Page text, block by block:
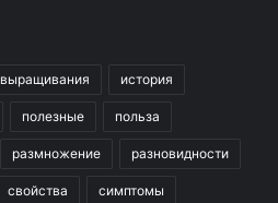
выращивания история
полезные польза
размножение разновидности
свойства симптомы